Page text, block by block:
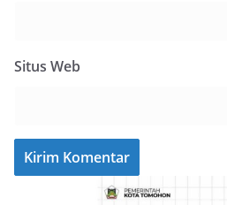
Situs Web